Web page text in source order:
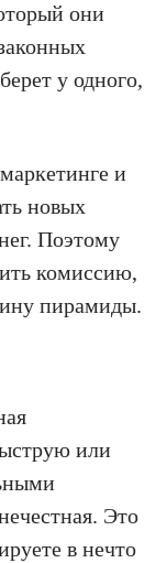
они
у одного,
и
новых
Поэтому
комиссию,
пирамиды.
или
Это
в нечто